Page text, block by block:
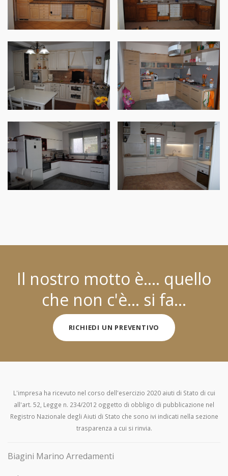
Il nostro motto è.... quello
che non c'è... si fa...
RICHIEDI UN PREVENTIVO
L'impresa ha ricevuto nel corso dell'esercizio 2020 aiuti di Stato di cui
all'art. 52, Legge n. 234/2012 oggetto di obbligo di pubblicazione nel
Registro Nazionale degli Aiuti di Stato che sono ivi indicati nella sezione
trasparenza a cui si rinvia.
Biagini Marino Arredamenti